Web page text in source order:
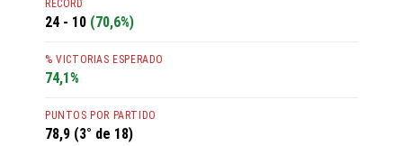
RÉCORD
24 - 10 (70,6%)
% VICTORIAS ESPERADO
74,1%
PUNTOS POR PARTIDO
78,9 (3° de 18)